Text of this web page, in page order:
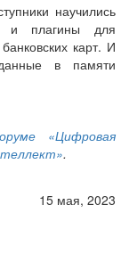
научились
и плагины для
карт. И
в памяти
«Цифровая
.
15 мая, 2023